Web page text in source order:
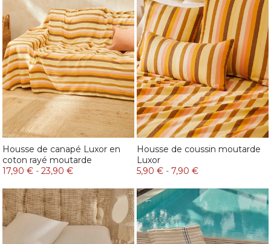
Housse de canapé Luxor en
coton rayé moutarde
17,90 € - 23,90 €
Housse de coussin moutarde
Luxor
5,90 € - 7,90 €